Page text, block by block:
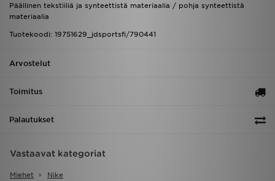
Päällinen tekstiiliä ja synteettistä materiaalia / pohja synteettistä
materiaalia
Tuotekoodi: 19751629_jdsportsfi/790441
Arvostelut
Toimitus
Palautukset
Vastaavat kategoriat
Miehet Nike